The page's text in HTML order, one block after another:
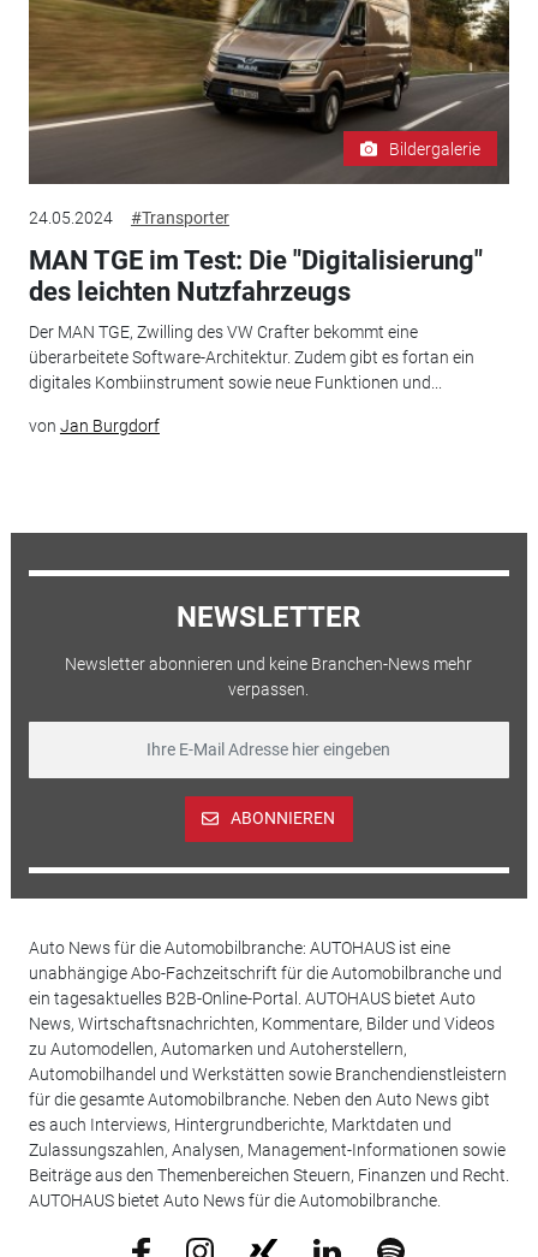
Bildergalerie
24.05.2024 #Transporter
MAN TGE im Test: Die "Digitalisierung"
des leichten Nutzfahrzeugs
Der MAN TGE, Zwilling des VW Crafter bekommt eine
überarbeitete Software-Architektur. Zudem gibt es fortan ein
digitales Kombiinstrument sowie neue Funktionen und...
von Jan Burgdorf
NEWSLETTER
Newsletter abonnieren und keine Branchen-News mehr
verpassen.
ABONNIEREN
Auto News für die Automobilbranche: AUTOHAUS ist eine
unabhängige Abo-Fachzeitschrift für die Automobilbranche und
ein tagesaktuelles B2B-Online-Portal. AUTOHAUS bietet Auto
News, Wirtschaftsnachrichten, Kommentare, Bilder und Videos
zu Automodellen, Automarken und Autoherstellern,
Automobilhandel und Werkstätten sowie Branchendienstleistern
für die gesamte Automobilbranche. Neben den Auto News gibt
es auch Interviews, Hintergrundberichte, Marktdaten und
Zulassungszahlen, Analysen, Management-Informationen sowie
Beiträge aus den Themenbereichen Steuern, Finanzen und Recht.
AUTOHAUS bietet Auto News für die Automobilbranche.